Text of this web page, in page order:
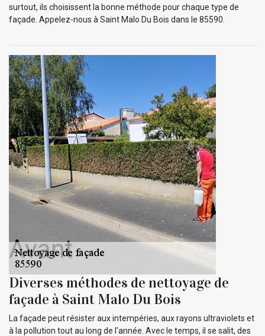
surtout, ils choisissent la bonne méthode pour chaque type de
façade. Appelez-nous à Saint Malo Du Bois dans le 85590.
Diverses méthodes de nettoyage de
façade à Saint Malo Du Bois
La façade peut résister aux intempéries, aux rayons ultraviolets et
à la pollution tout au long de l'année. Avec le temps, il se salit, des